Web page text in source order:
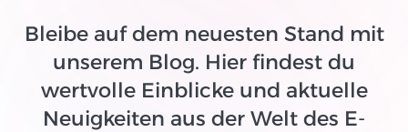
Bleibe auf dem neuesten Stand mit
unserem Blog. Hier findest du
wertvolle Einblicke und aktuelle
Neuigkeiten aus der Welt des E-